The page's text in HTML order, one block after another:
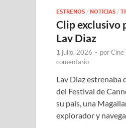
ESTRENOS / NOTICIAS /
Clip exclusivo
Lav Diaz
1 julio, 2026 - porCine
comentario
Lav Diaz estrenaba
del Festival de
su país, una
explorador y